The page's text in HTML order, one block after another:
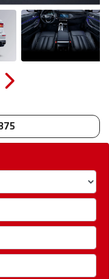
Próximo